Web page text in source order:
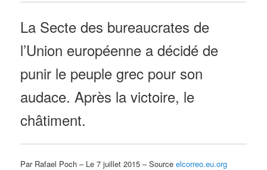
La Secte des bureaucrates de
l’Union européenne a décidé de
punir le peuple grec pour son
audace. Après la victoire, le
châtiment.
Par Rafael Poch – Le 7 juillet 2015 – Sourceelcorreo.eu.org